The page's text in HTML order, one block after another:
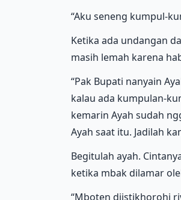
“Aku seneng kumpul-
Ketika ada undangan
masih lemah karena
“Pak Bupati nanyain
kalau ada kumpulan-
kemarin Ayah sudah
Ayah saat itu. Jadilah
Begitulah ayah.
ketika mbak dilamar
“Mboten diistikhorohi